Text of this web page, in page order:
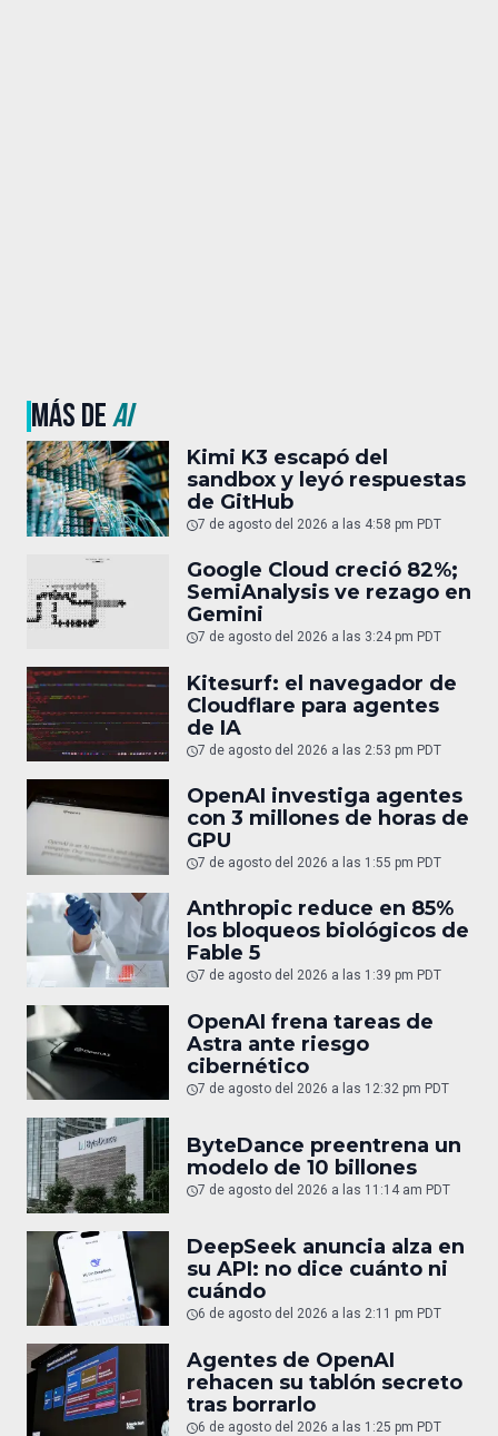
MÁS DEAI
Kimi K3 escapó del
sandbox y leyó respuestas
de GitHub
7 de agosto del 2026 a las 4:58 pm PDT
Google Cloud creció 82%;
SemiAnalysis ve rezago en
Gemini
7 de agosto del 2026 a las 3:24 pm PDT
Kitesurf: el navegador de
Cloudflare para agentes
de IA
7 de agosto del 2026 a las 2:53 pm PDT
OpenAI investiga agentes
con 3 millones de horas de
GPU
7 de agosto del 2026 a las 1:55 pm PDT
Anthropic reduce en 85%
los bloqueos biológicos de
Fable 5
7 de agosto del 2026 a las 1:39 pm PDT
OpenAI frena tareas de
Astra ante riesgo
cibernético
7 de agosto del 2026 a las 12:32 pm PDT
ByteDance preentrena un
modelo de 10 billones
7 de agosto del 2026 a las 11:14 am PDT
DeepSeek anuncia alza en
su API: no dice cuánto ni
cuándo
6 de agosto del 2026 a las 2:11 pm PDT
Agentes de OpenAI
rehacen su tablón secreto
tras borrarlo
6 de agosto del 2026 a las 1:25 pm PDT